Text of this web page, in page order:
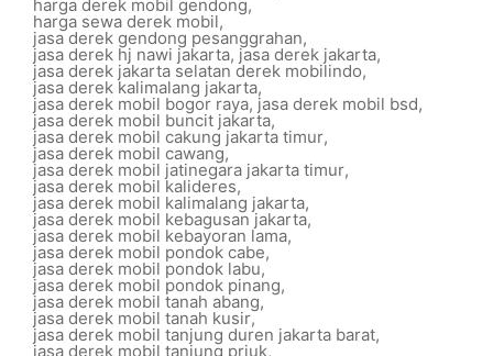
harga derek mobil gendong,
harga sewa derek mobil,
jasa derek gendong pesanggrahan,
jasa derek hj nawi jakarta, jasa derek jakarta,
jasa derek jakarta selatan derek mobilindo,
jasa derek kalimalang jakarta,
jasa derek mobil bogor raya, jasa derek mobil bsd,
jasa derek mobil buncit jakarta,
jasa derek mobil cakung jakarta timur,
jasa derek mobil cawang,
jasa derek mobil jatinegara jakarta timur,
jasa derek mobil kalideres,
jasa derek mobil kalimalang jakarta,
jasa derek mobil kebagusan jakarta,
jasa derek mobil kebayoran lama,
jasa derek mobil pondok cabe,
jasa derek mobil pondok labu,
jasa derek mobil pondok pinang,
jasa derek mobil tanah abang,
jasa derek mobil tanah kusir,
jasa derek mobil tanjung duren jakarta barat,
jasa derek mobil tanjung priuk,